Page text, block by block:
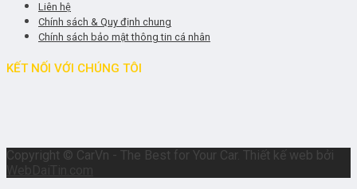
Liên hệ
Chính sách & Quy định chung
Chính sách bảo mật thông tin cá nhân
KẾT NỐI VỚI CHÚNG TÔI
Copyright © CarVn - The Best for Your Car. Thiết kế web bởi
WebDaiTin.com